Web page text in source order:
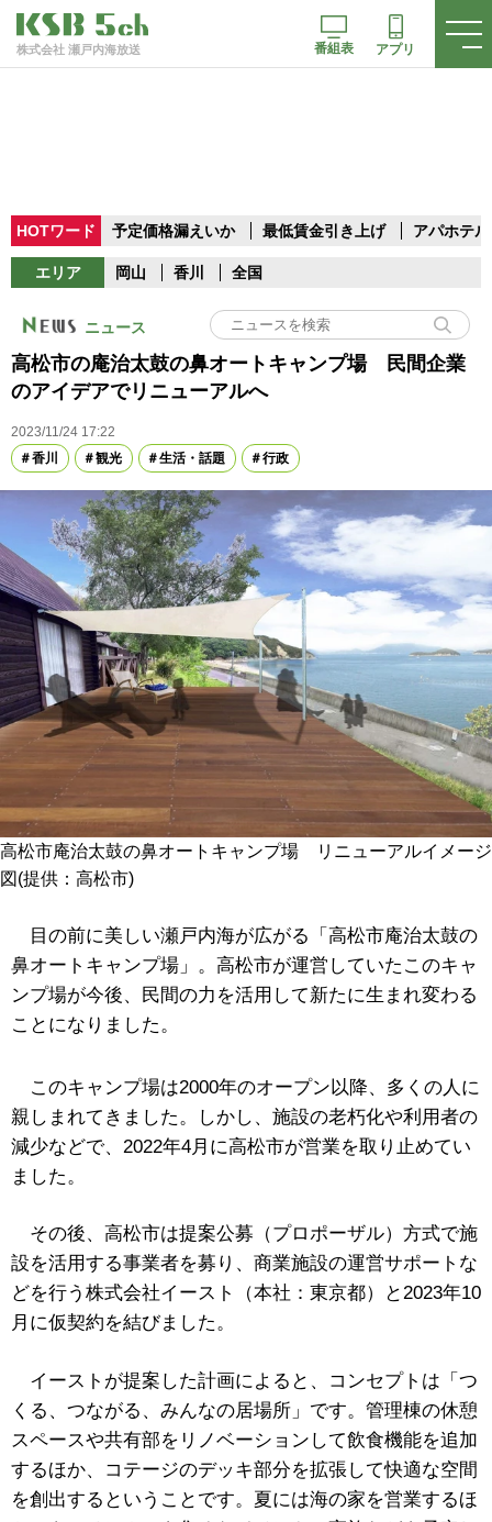
株式会社 瀬戸内海放送 番組表 アプリ
HOTワード 予定価格漏えいか 最低賃金引き上げ アパホテル
エリア 岡山 香川 全国
ニュース
高松市の庵治太鼓の鼻オートキャンプ場 民間企業
のアイデアでリニューアルへ
2023/11/24 17:22
香川
観光 生活・話題 行政
高松市庵治太鼓の鼻オートキャンプ場 リニューアルイメージ
図(提供：高松市)
目の前に美しい瀬戸内海が広がる「高松市庵治太鼓の
鼻オートキャンプ場」。高松市が運営していたこのキャ
ンプ場が今後、民間の力を活用して新たに生まれ変わる
ことになりました。
このキャンプ場は2000年のオープン以降、多くの人に
親しまれてきました。しかし、施設の老朽化や利用者の
減少などで、2022年4月に高松市が営業を取り止めてい
ました。
その後、高松市は提案公募（プロポーザル）方式で施
設を活用する事業者を募り、商業施設の運営サポートな
どを行う株式会社イースト（本社：東京都）と2023年10
月に仮契約を結びました。
イーストが提案した計画によると、コンセプトは「つ
くる、つながる、みんなの居場所」です。管理棟の休憩
スペースや共有部をリノベーションして飲食機能を追加
するほか、コテージのデッキ部分を拡張して快適な空間
を創出するということです。夏には海の家を営業するほ